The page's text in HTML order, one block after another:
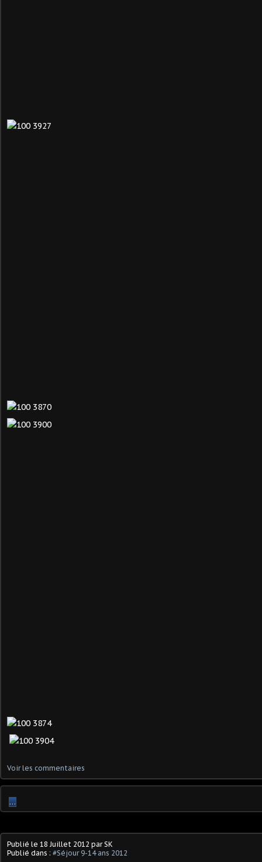
Voir les commentaires
…
Publié le 18 Juillet 2012 par SK
Publié dans : #Séjour 9-14 ans 2012